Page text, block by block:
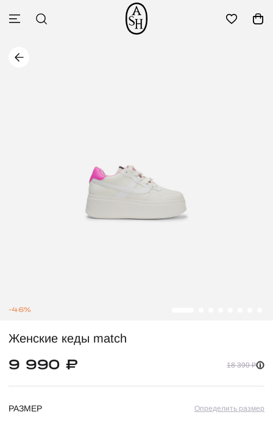
-46%
Женские кеды match
9 990 ₽ 18 390 ₽
РАЗМЕР Определить размер